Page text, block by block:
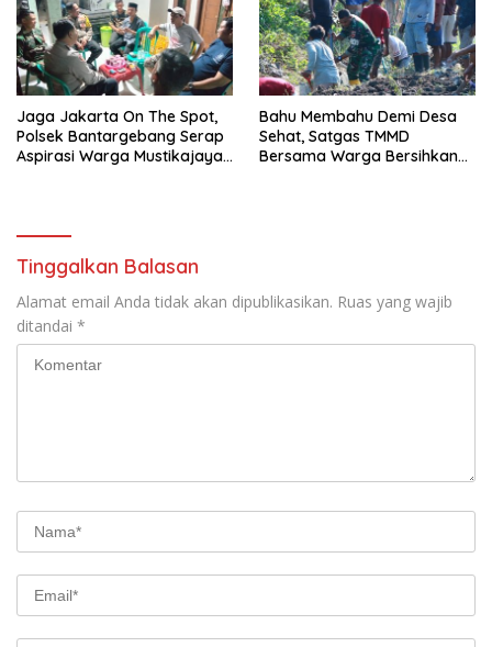
Jaga Jakarta On The Spot,
Polsek Bantargebang Serap
Aspirasi Warga Mustikajaya
Bahu Membahu Demi Desa
Sehat, Satgas TMMD
Bersama Warga Bersihkan
Tinggalkan Balasan
Alamat email Anda tidak akan dipublikasikan. Ruas yang wajib
ditandai *